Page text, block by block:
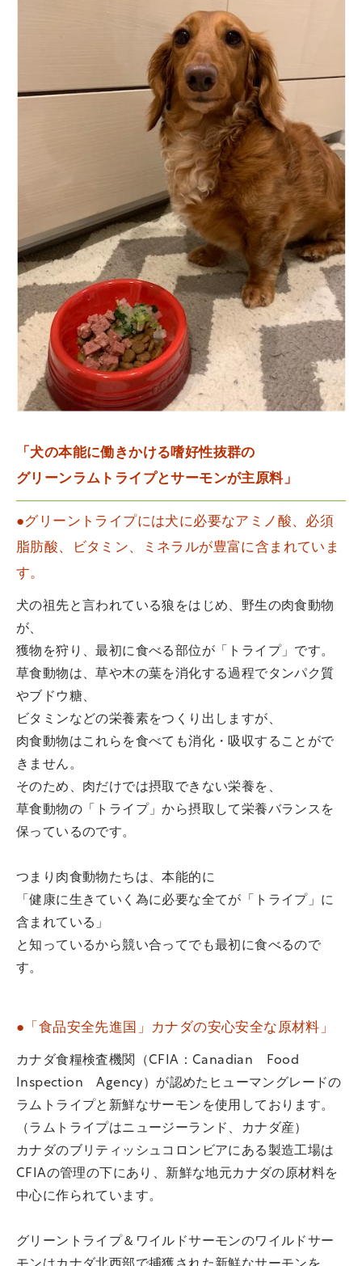
「犬の本能に働きかける嗜好性抜群の
グリーンラムトライプとサーモンが主原料」
●グリーントライプには犬に必要なアミノ酸、必須
脂肪酸、ビタミン、ミネラルが豊富に含まれていま
す。
犬の祖先と言われている狼をはじめ、野生の肉食動物
が、
獲物を狩り、最初に食べる部位が「トライプ」です。
草食動物は、草や木の葉を消化する過程でタンパク質
やブドウ糖、
ビタミンなどの栄養素をつくり出しますが、
肉食動物はこれらを食べても消化・吸収することがで
きません。
そのため、肉だけでは摂取できない栄養を、
草食動物の「トライプ」から摂取して栄養バランスを
保っているのです。
つまり肉食動物たちは、本能的に
「健康に生きていく為に必要な全てが「トライプ」に
含まれている」
と知っているから競い合ってでも最初に食べるので
す。
●「食品安全先進国」カナダの安心安全な原材料」
カナダ食糧検査機関（CFIA：Canadian Food
Inspection Agency）が認めたヒューマングレードの
ラムトライプと新鮮なサーモンを使用しております。
（ラムトライプはニュージーランド、カナダ産）
カナダのブリティッシュコロンビアにある製造工場は
CFIAの管理の下にあり、新鮮な地元カナダの原材料を
中心に作られています。
グリーントライプ＆ワイルドサーモンのワイルドサー